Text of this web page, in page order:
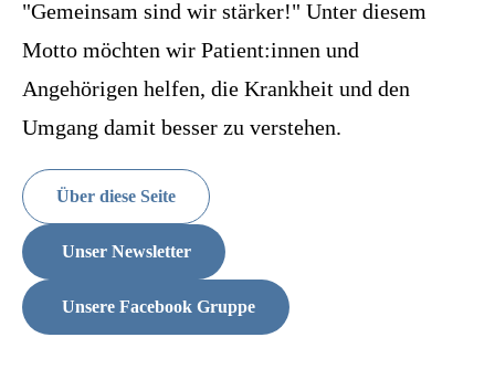
"Gemeinsam sind wir stärker!" Unter diesem
Motto möchten wir Patient:innen und
Angehörigen helfen, die Krankheit und den
Umgang damit besser zu verstehen.
Über diese Seite
Unser Newsletter
Unsere Facebook Gruppe